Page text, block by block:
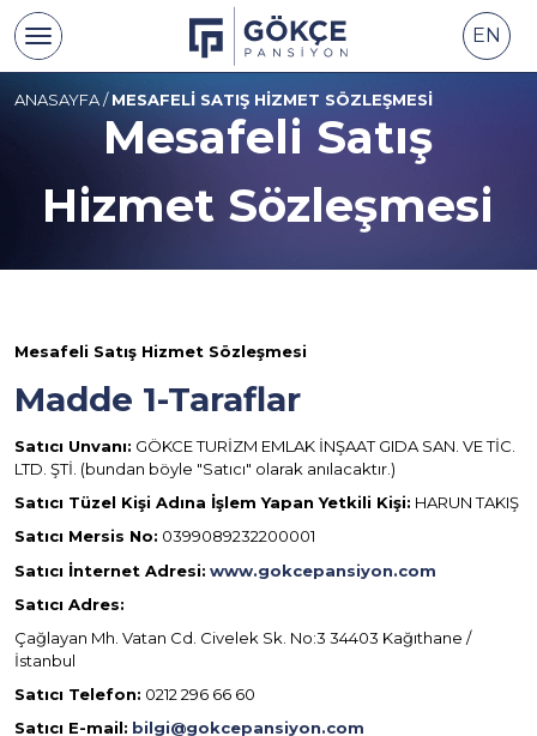
EN
ANASAYFA/MESAFELI SATIŞ HIZMET SÖZLEŞMESI
Mesafeli Satış
Hizmet Sözleşmesi
Mesafeli Satış Hizmet Sözleşmesi
Madde 1-Taraflar
Satıcı Unvanı: GÖKCE TURİZM EMLAK İNŞAAT GIDA SAN. VE TİC.
LTD. ŞTİ. (bundan böyle "Satıcı" olarak anılacaktır.)
Satıcı Tüzel Kişi Adına İşlem Yapan Yetkili Kişi: HARUN TAKIŞ
Satıcı Mersis No: 0399089232200001
Satıcı İnternet Adresi: www.gokcepansiyon.com
Satıcı Adres:
Çağlayan Mh. Vatan Cd. Civelek Sk. No:3 34403 Kağıthane /
İstanbul
Satıcı Telefon: 0212 296 66 60
Satıcı E-mail: bilgi@gokcepansiyon.com